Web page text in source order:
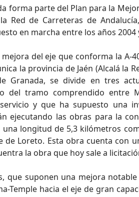
forma parte del Plan para la
Red de Carreteras de
en marcha entre los años 2004
del eje que conforma la A-
la provincia de Jaén (Alcalá la
Granada, se divide en tres
del tramo comprendido entre
y que ha supuesto una
ejecutando las obras para la
longitud de 5,3 kilómetros
de Loreto. Esta obra cuenta con
la obra que hoy sale a
que suponen una mejora
Temple hacia el eje de gran